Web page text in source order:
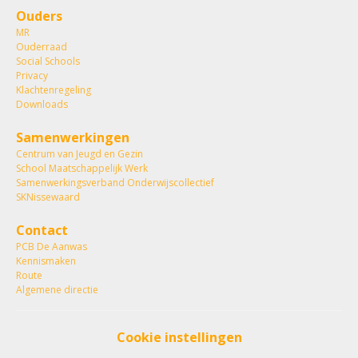
Ouders
MR
Ouderraad
Social Schools
Privacy
Klachtenregeling
Downloads
Samenwerkingen
Centrum van Jeugd en Gezin
School Maatschappelijk Werk
Samenwerkingsverband Onderwijscollectief
SKNissewaard
Contact
PCB De Aanwas
Kennismaken
Route
Algemene directie
Cookie instellingen